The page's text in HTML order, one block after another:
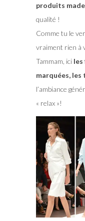
produits
qualité !
Comme tu le
vraiment rien à
Tammam, ici les
marquées,
l’ambiance
« relax »!